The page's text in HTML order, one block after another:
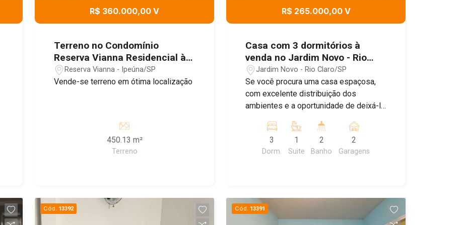
R$ 360.000,00 V
Terreno no Condomínio
Reserva Vianna Residencial à
venda, 450,13 m² - Ipeúna/SP
Reserva Vianna - Ipeúna/SP
Vende-se terreno em ótima localização
450.13 m²
Terreno
R$ 265.000,00 V
Casa com 3 dormitórios à
venda no Jardim Novo - Rio
Claro/SP
Jardim Novo - Rio Claro/SP
Se você procura uma casa espaçosa,
com excelente distribuição dos
ambientes e a oportunidade de deixá-la
2 carros, sala, cozinha, 2 dormitórios e
banheiro social no piso térreo. No piso
com espaço para criar uma área
gourmet ou de lazer para a família, além
3
Dorm.
1
Suite
2
Banho
2
Garagens
Cód. 13392 Cód. 13391